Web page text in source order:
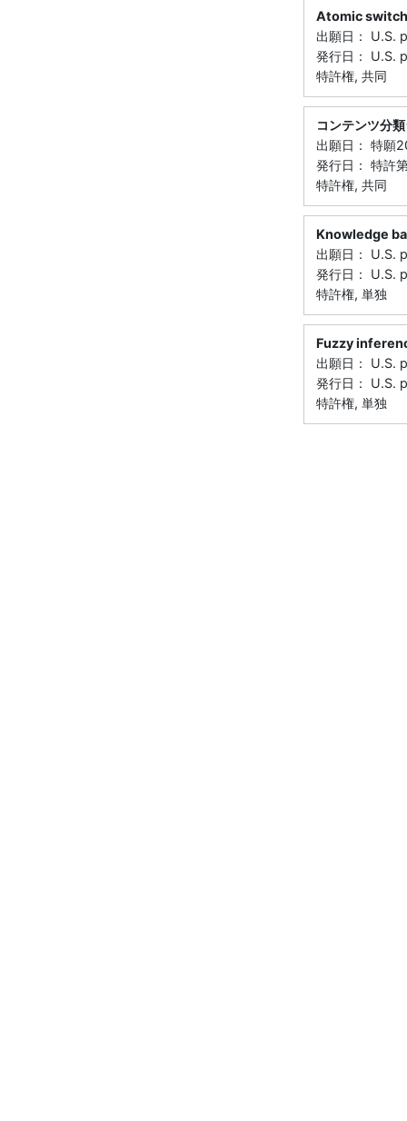
Atomic
出願日：
発行日： U.S.
特許権, 共同
コンテンツ分
出願日： 特
発行日： 特許
特許権, 共同
Knowledge
出願日：
発行日： U.S.
特許権, 単独
Fuzzy
出願日：
発行日： U.S.
特許権, 単独